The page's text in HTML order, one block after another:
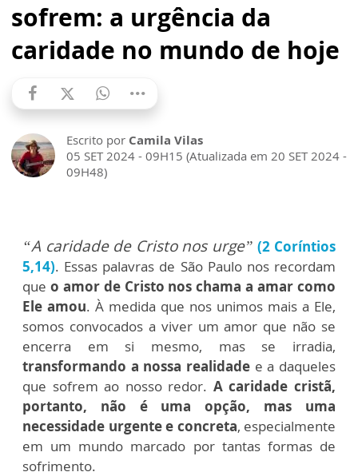
sofrem: a urgência da
caridade no mundo de hoje
Escrito por Camila Vilas
05 SET 2024 - 09H15 (Atualizada em 20 SET 2024 -
09H48)
“A caridade de Cristo nos urge”(2 Coríntios
5,14). Essas palavras de São Paulo nos recordam
que o amor de Cristo nos chama a amar como
Ele amou. À medida que nos unimos mais a Ele,
somos convocados a viver um amor que não se
encerra em si mesmo, mas se irradia,
transformando a nossa realidade e a daqueles
que sofrem ao nosso redor. A caridade cristã,
portanto, não é uma opção, mas uma
necessidade urgente e concreta, especialmente
em um mundo marcado por tantas formas de
sofrimento.